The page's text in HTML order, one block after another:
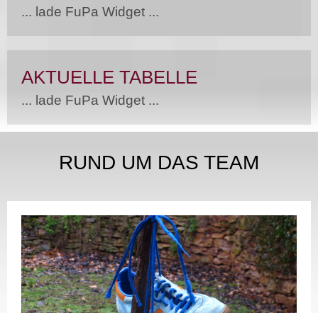
... lade FuPa Widget ...
AKTUELLE TABELLE
... lade FuPa Widget ...
RUND UM DAS TEAM